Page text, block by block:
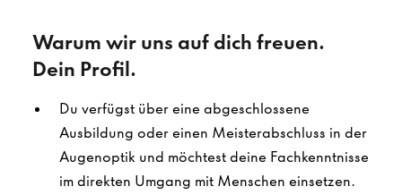
Warum wir uns auf dich freuen.
Dein Profil.
Du verfügst über eine abgeschlossene
Ausbildung oder einen Meisterabschluss in der
Augenoptik und möchtest deine Fachkenntnisse
im direkten Umgang mit Menschen einsetzen.